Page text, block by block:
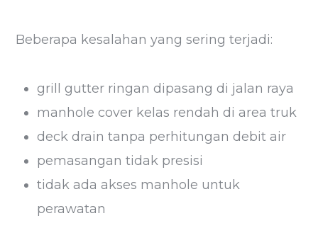
Beberapa kesalahan yang sering terjadi:
grill gutter ringan dipasang di jalan raya
manhole cover kelas rendah di area truk
deck drain tanpa perhitungan debit air
pemasangan tidak presisi
tidak ada akses manhole untuk
perawatan